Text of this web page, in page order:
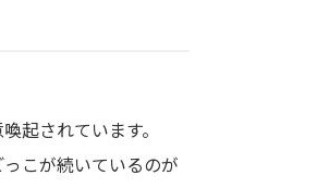
起されています。
こが続いているのが